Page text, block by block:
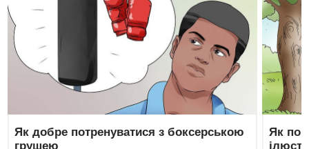
Як добре потренуватися з боксерською
грушею
Як